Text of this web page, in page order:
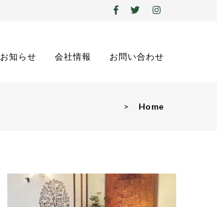
お知らせ 会社情報 お問い合わせ
> Home